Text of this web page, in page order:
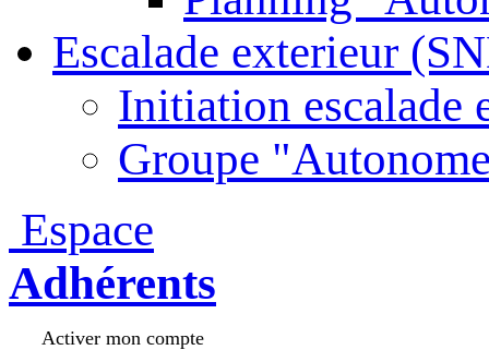
Escalade exterieur
Initiation escalade
Groupe
Espace
Adhérents
Activer mon compte